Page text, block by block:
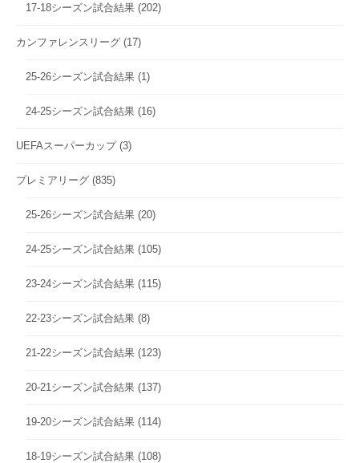
17-18シーズン試合結果 (202)
カンファレンスリーグ (17)
25-26シーズン試合結果 (1)
24-25シーズン試合結果 (16)
UEFAスーパーカップ(3)
プレミアリーグ (835)
25-26シーズン試合結果 (20)
24-25シーズン試合結果 (105)
23-24シーズン試合結果 (115)
22-23シーズン試合結果 (8)
21-22シーズン試合結果 (123)
20-21シーズン試合結果 (137)
19-20シーズン試合結果 (114)
18-19シーズン試合結果 (108)